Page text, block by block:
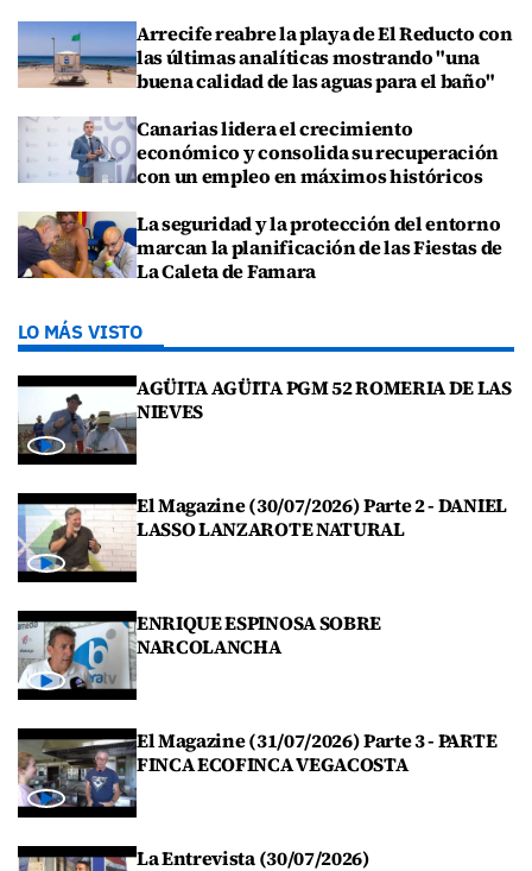
Arrecife reabre la playa de El Reducto con
las últimas analíticas mostrando "una
buena calidad de las aguas para el baño"
Canarias lidera el crecimiento
económico y consolida su recuperación
con un empleo en máximos históricos
La seguridad y la protección del entorno
marcan la planificación de las Fiestas de
La Caleta de Famara
LO MÁS VISTO
AGÜITA AGÜITA PGM 52 ROMERIA DE LAS
NIEVES
El Magazine (30/07/2026) Parte 2 - DANIEL
LASSO LANZAROTE NATURAL
ENRIQUE ESPINOSA SOBRE
NARCOLANCHA
El Magazine (31/07/2026) Parte 3 - PARTE
FINCA ECOFINCA VEGACOSTA
La Entrevista (30/07/2026)